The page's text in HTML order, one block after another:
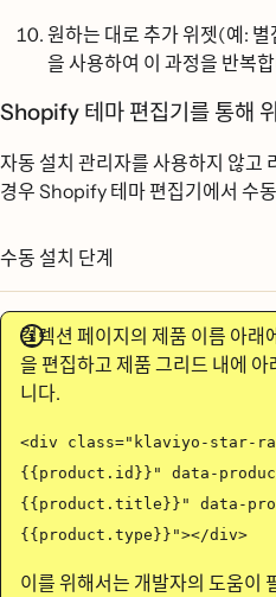
원하는 대로 추가 위젯(예:
을 사용하여 이 과정을
Shopify 테마 편집기를 통해
자동 설치 관리자를 사용하지 않고
경우 Shopify 테마 편집기에서
수동 설치 단계
컬렉션 페이지의 제품 이름
을 편집하고 제품 그리드 내에
니다.
<div class="klaviyo-star-
{{product.id}}" data-
{{product.title}}" data-
{{product.type}}"></div>
이를 위해서는 개발자의 도움이